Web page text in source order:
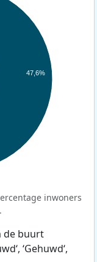
47,6%
inwoners
de buurt
‘Gehuwd‘,